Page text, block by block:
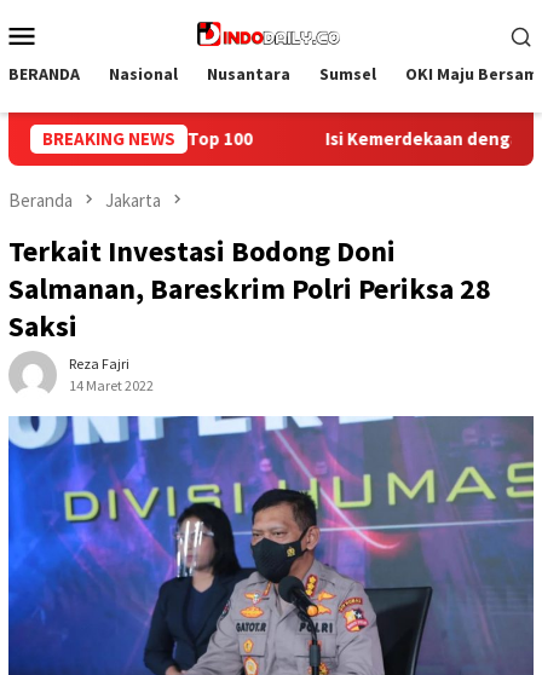
ke
Mobile
BERANDA Nasional Nusantara Sumsel OKI Maju
BREAKING NEWS
Kemerdekaan dengan Kepedulian, Lapas Sekayu Berbagi di
Beranda Jakarta
Terkait Investasi Bodong Doni
Salmanan, Bareskrim Polri Periksa 28
Saksi
Reza Fajri
14 Maret 2022